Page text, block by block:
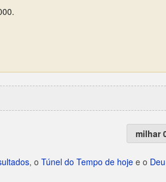
milhar
, o Túnel do Tempo de hoje e o